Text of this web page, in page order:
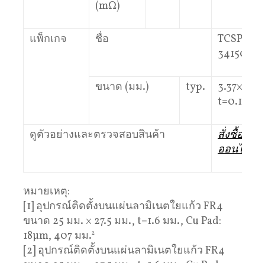
(mΩ)
แพ็กเกจ ชื่อ
TCSPAG-
341501
ขนาด (มม.) typ.
3.37×1.47,
t=0.11
ดูตัวอย่างและตรวจสอบสินค้า
สั่งซื้อ
ออนไลน์
หมายเหตุ:
[1] อุปกรณ์ติดตั้งบนแผ่นลามิเนตใยแก้ว FR4
ขนาด 25 มม. × 27.5 มม., t=1.6 มม., Cu Pad:
18µm, 407 มม.2
[2] อุปกรณ์ติดตั้งบนแผ่นลามิเนตใยแก้ว FR4